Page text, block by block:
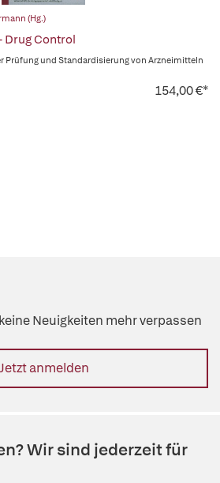
(Hg.)
Control
Prüfung und Standardisierung von Arzneimitteln
154,00 €*
Neuigkeiten mehr verpassen
anmelden
Wir sind jederzeit für